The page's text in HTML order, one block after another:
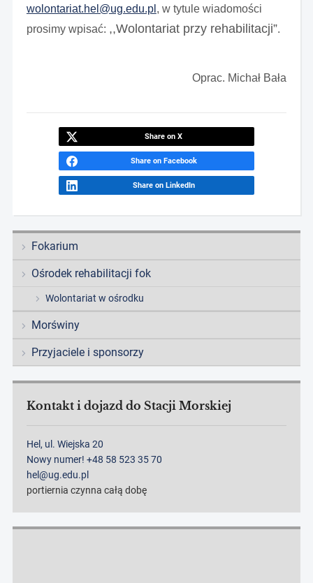
Fokarium
Ośrodek rehabilitacji fok
Wolontariat w ośrodku
Morświny
Przyjaciele i sponsorzy
Kontakt i dojazd do Stacji Morskiej
Hel, ul. Wiejska 20
Nowy numer! +48 58 523 35 70
hel@ug.edu.pl
portiernia czynna całą dobę
wolontariat.hel@ug.edu.pl , w tytule wiadomości
prosimy wpisać: ,,Wolontariat przy rehabilitacji”.
Oprac. Michał Bała
Share on X
Share on Facebook
Share on LinkedIn